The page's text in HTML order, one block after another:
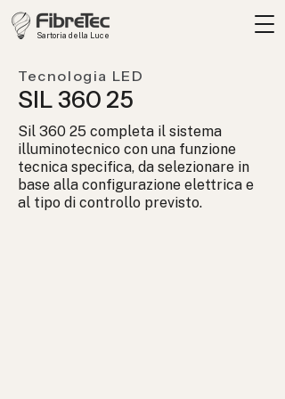
Sartoria della Luce
Tecnologia LED
SIL 360 25
Sil 360 25 completa il sistema
illuminotecnico con una funzione
tecnica specifica, da selezionare in
base alla configurazione elettrica e
al tipo di controllo previsto.